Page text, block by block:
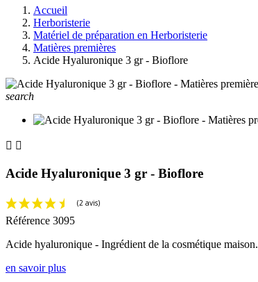
Accueil
Herboristerie
Matériel de préparation en Herboristerie
Matières premières
Acide Hyaluronique 3 gr - Bioflore
search
 
Acide Hyaluronique 3 gr - Bioflore
Référence 3095
Acide hyaluronique - Ingrédient de la cosmétique maison.
en savoir plus